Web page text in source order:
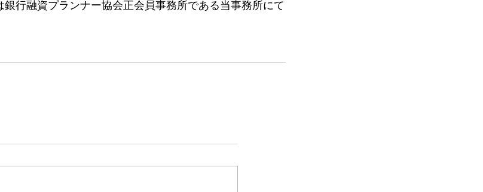
行融資プランナー協会正会員事務所である当事務所にて